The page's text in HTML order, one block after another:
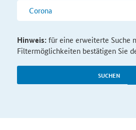
SUCHEN
Hinweis:für eine erweiterte Suche
Filtermöglichkeiten bestätigen Sie